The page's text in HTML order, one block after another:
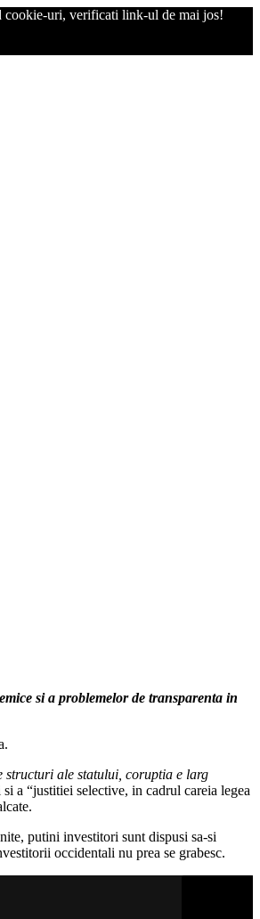
cookie-uri, verificati link-ul de mai jos!
si a problemelor de transparenta in
structuri ale statului, coruptia e larg
a “justitiei selective, in cadrul careia legea
putini investitori sunt dispusi sa-si
occidentali nu prea se grabesc.